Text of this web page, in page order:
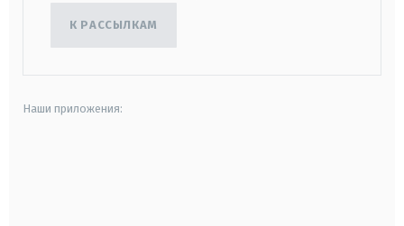
К РАССЫЛКАМ
Наши приложения: